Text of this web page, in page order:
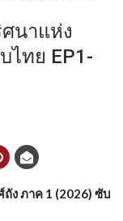
นาแห่ง
ไทย EP1-
ง ภาค 1 (2026) ซับ